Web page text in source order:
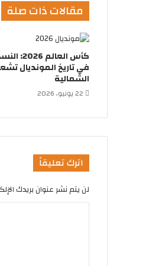
مقالات ذات صلة
كأس العالم
في تاريخ المونديال
الشمالية
22 يونيو، 2026
اترك تعليقاً
لن يتم نشر عنوان بريدك